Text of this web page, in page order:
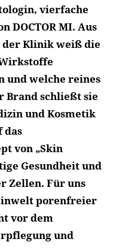
vierfache
DOCTOR MI. Aus
Klinik weiß die
und welche reines
schließt sie
und Kosmetik
das
von „Skin
Gesundheit und
Zellen. Für uns
porenfreier
vor dem
und